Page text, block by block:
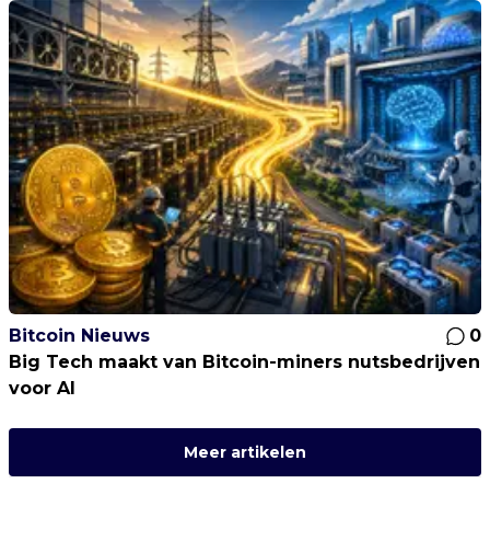
Bitcoin Nieuws
0
Big Tech maakt van Bitcoin-miners nutsbedrijven
voor AI
Meer artikelen